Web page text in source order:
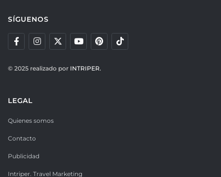
SÍGUENOS
© 2025 realizado por INTRIPER.
LEGAL
Quienes somos
Contacto
Publicidad
Intriper. Travel Marketing